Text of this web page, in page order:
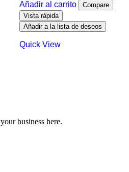
Añadir al carrito
Compare
Vista rápida
Añadir a la lista de deseos
Quick View
business here.